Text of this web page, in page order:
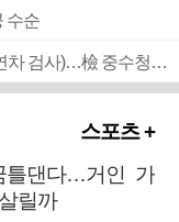
수순
■ 검사 신분 버리고 직급하향(10년 이하 저연차 검사)…檢 중수청행 기피
스포츠 +
틀댄다…거인 가
릴까